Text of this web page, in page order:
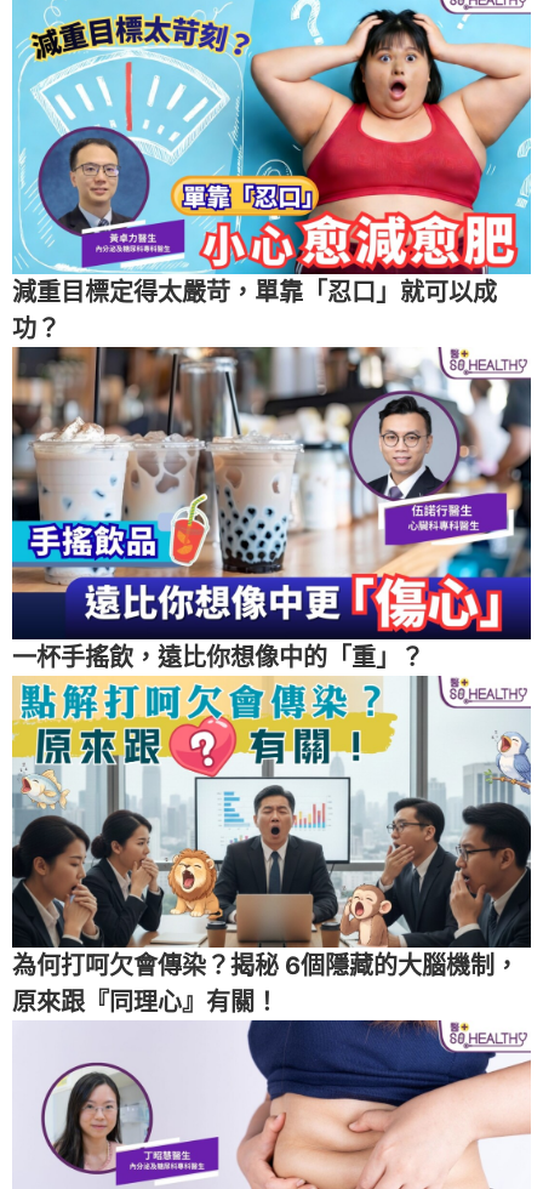
減重目標定得太嚴苛，單靠「忍口」就可以成
功？
一杯手搖飲，遠比你想像中的「重」？
為何打呵欠會傳染？揭秘 6個隱藏的大腦機制，
原來跟『同理心』有關！